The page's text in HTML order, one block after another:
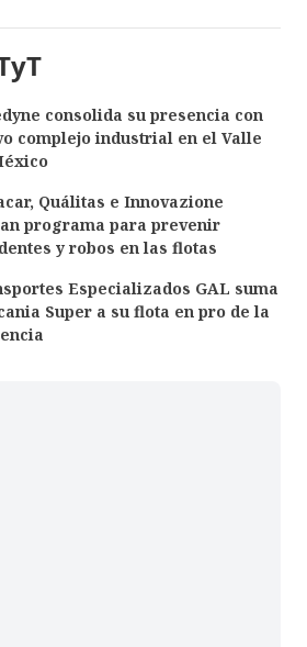
consolida su presencia con
complejo industrial en el Valle
Quálitas e Innovazione
programa para prevenir
y robos en las flotas
Especializados GAL suma
Super a su flota en pro de la